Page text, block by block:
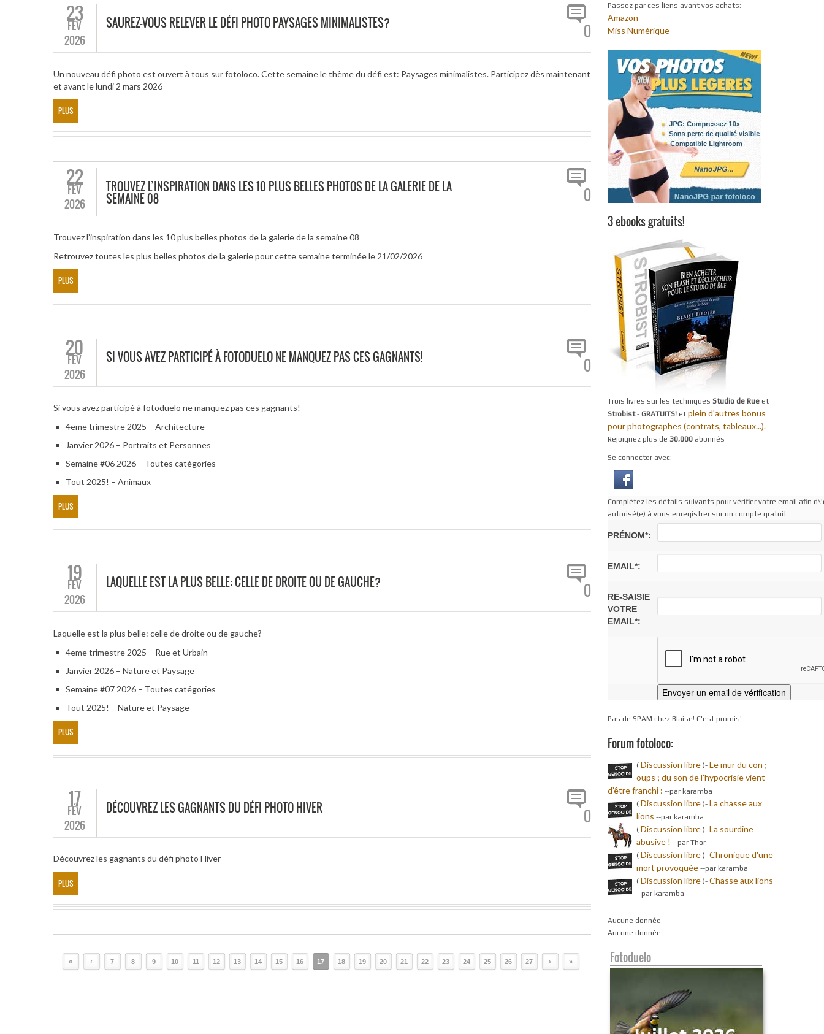
23
FÉV
2026
SAUREZ-VOUS RELEVER LE DÉFI PHOTO PAYSAGES MINIMALISTES? 0
Un nouveau défi photo est ouvert à tous sur fotoloco. Cette semaine le thème du défi est: Paysages minimalistes. Participez dès maintenant
et avant le lundi 2 mars 2026
PLUS
22
FÉV
2026
TROUVEZ L’INSPIRATION DANS LES 10 PLUS BELLES PHOTOS DE LA GALERIE DE LA
SEMAINE 08 0
Trouvez l’inspiration dans les 10 plus belles photos de la galerie de la semaine 08
Retrouvez toutes les plus belles photos de la galerie pour cette semaine terminée le 21/02/2026
PLUS
20
FÉV
2026
SI VOUS AVEZ PARTICIPÉ À FOTODUELO NE MANQUEZ PAS CES GAGNANTS! 0
Si vous avez participé à fotoduelo ne manquez pas ces gagnants!
4eme trimestre 2025 – Architecture
Janvier 2026 – Portraits et Personnes
Semaine #06 2026 – Toutes catégories
Tout 2025! – Animaux
PLUS
19
FÉV
2026
LAQUELLE EST LA PLUS BELLE: CELLE DE DROITE OU DE GAUCHE? 0
Laquelle est la plus belle: celle de droite ou de gauche?
4eme trimestre 2025 – Rue et Urbain
Janvier 2026 – Nature et Paysage
Semaine #07 2026 – Toutes catégories
Tout 2025! – Nature et Paysage
PLUS
17
FÉV
2026
DÉCOUVREZ LES GAGNANTS DU DÉFI PHOTO HIVER 0
Découvrez les gagnants du défi photo Hiver
PLUS
« ‹ 7 8 9 10 11 12 13 14 15 16 17 18 19 20 21 22 23 24 25 26 27 › »
Passez par ces liens avant vos achats:
Amazon
Miss Numérique
3 ebooks gratuits!
Trois livres sur les techniques Studio de Rueet
Strobist- GRATUITS! et plein d'autres bonus
pour photographes (contrats, tableaux...).
Rejoignez plus de 30,000abonnés
Se connecter avec:
Complétez les détails suivants pour vérifier votre email afin
autorisé(e) à vous enregistrer sur un compte gratuit.
PRÉNOM*:
EMAIL*:
RE-SAISIE
VOTRE
EMAIL*:
Pas de SPAM chez Blaise! C'est promis!
Forum fotoloco:
( Discussion libre)- Le mur du con ;
oups ; du son de l’hypocrisie vient
d’être franchi : --par karamba
( Discussion libre)- La chasse aux
lions --par karamba
( Discussion libre)- La sourdine
abusive ! --par Thor
( Discussion libre)- Chronique d'une
mort provoquée--par karamba
( Discussion libre)- Chasse aux lions
--par karamba
Aucune donnée
Aucune donnée
Fotoduelo